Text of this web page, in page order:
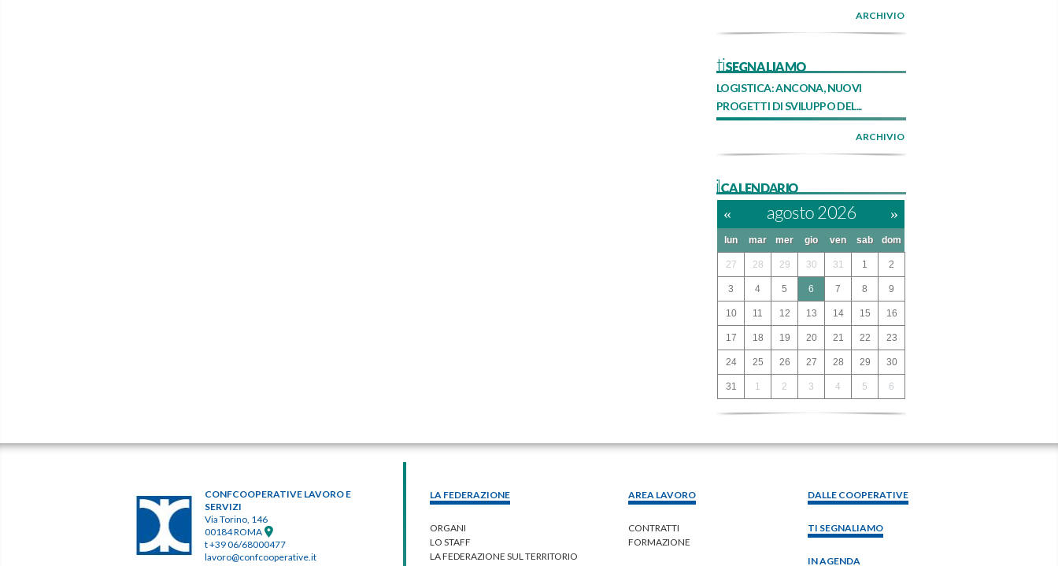
ARCHIVIO
tiSEGNALIAMO
LOGISTICA: ANCONA, NUOVI
PROGETTI DI SVILUPPO DEL...
ARCHIVIO
ilCALENDARIO
« agosto 2026 »
lun mar mer gio ven sab dom
27 28 29 30 31 1 2
3 4 5 6 7 8 9
10 11 12 13 14 15 16
17 18 19 20 21 22 23
24 25 26 27 28 29 30
31 1 2 3 4 5 6
LA FEDERAZIONE
ORGANI
LO STAFF
LA FEDERAZIONE SUL TERRITORIO
AREA LAVORO
CONTRATTI
FORMAZIONE
DALLE COOPERATIVE
TI SEGNALIAMO
IN AGENDA
CONFCOOPERATIVE LAVORO E
SERVIZI
Via Torino, 146
00184 ROMA
t +39 06/68000477
lavoro@confcooperative.it